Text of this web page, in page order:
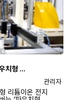
치형 …
등록자
관리자
리튬이온 전지